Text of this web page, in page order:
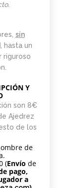
sin
, hasta un
riguroso
Y
son 8€
Ajedrez
de los
de
(Envío de
pago,
a